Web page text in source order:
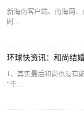
新海南客户端、南海网
时...
环球快资讯：和尚结
1、其实最后和尚也没有
“千...